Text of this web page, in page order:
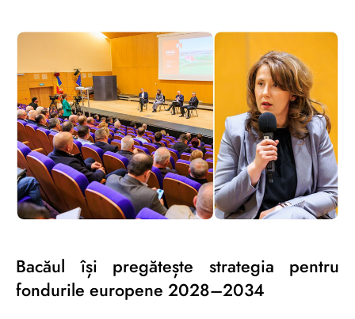
Bacăul își pregătește strategia pentru
fondurile europene 2028–2034